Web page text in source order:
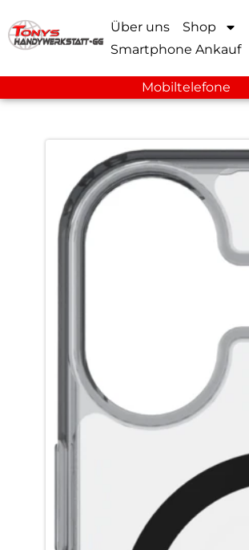
Über uns Shop
Smartphone Ankauf
Mobiltelefone